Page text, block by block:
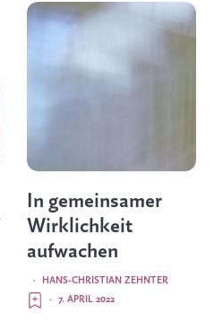
In gemeinsamer
Wirklichkeit
aufwachen
HANS-CHRISTIAN ZEHNTER
·
7. APRIL 2022
·